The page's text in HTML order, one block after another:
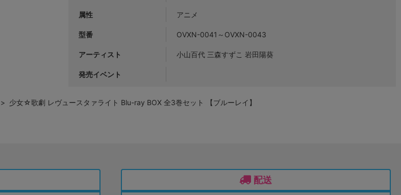
属性 アニメ
型番 OVXN-0041～OVXN-0043
アーティスト 小山百代 三森すずこ 岩田陽葵
発売イベント
> 少女☆歌劇 レヴュースタァライト Blu-ray BOX 全3巻セット 【ブルーレイ】
配送